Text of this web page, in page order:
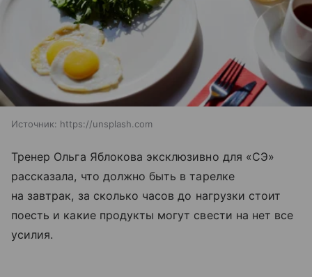
Источник: https://unsplash.com
Тренер Ольга Яблокова эксклюзивно для «СЭ»
рассказала, что должно быть в тарелке
на завтрак, за сколько часов до нагрузки стоит
поесть и какие продукты могут свести на нет все
усилия.